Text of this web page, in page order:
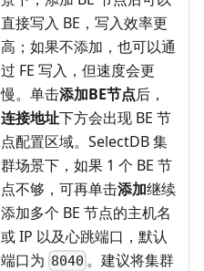
直接写入 BE，写入效率更
高；如果不添加，也可以通
过 FE 写入，但速度会更
慢。单击添加BE节点后，
连接地址下方会出现 BE 节
点配置区域。SelectDB 集
群场景下，如果 1 个 BE 节
点不够，可再单击添加继续
添加多个 BE 节点的主机名
或 IP 以及心跳端口，默认
端口为 8040 。建议将集群